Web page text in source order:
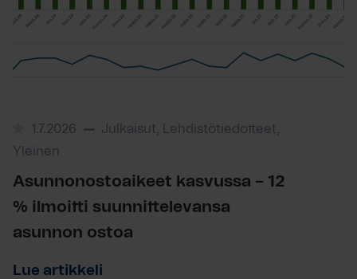
1.7.2026
Julkaisut, Lehdistötiedotteet,
Yleinen
Asunnonostoaikeet kasvussa – 12
% ilmoitti suunnittelevansa
asunnon ostoa
Lue artikkeli